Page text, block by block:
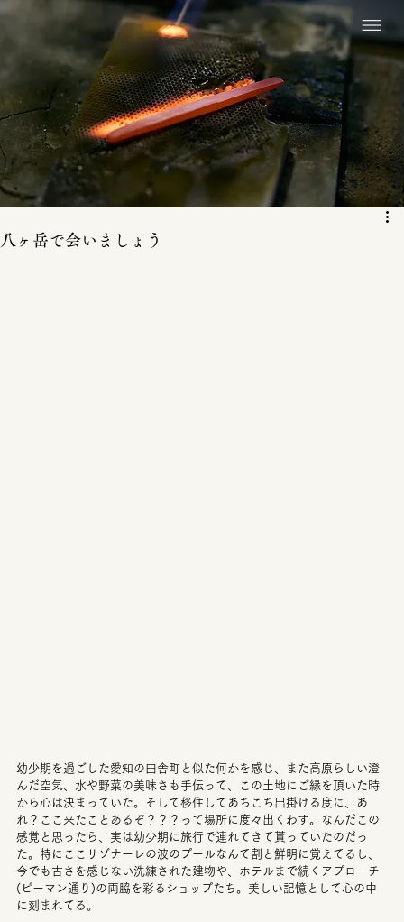
八ヶ岳で会いましょう
幼少期を過ごした愛知の田舎町と似た何かを感じ、また高原らしい澄
んだ空気、水や野菜の美味さも手伝って、この土地にご縁を頂いた時
から心は決まっていた。そして移住してあちこち出掛ける度に、あ
れ？ここ来たことあるぞ？？？って場所に度々出くわす。なんだこの
感覚と思ったら、実は幼少期に旅行で連れてきて貰っていたのだっ
た。特にここリゾナーレの波のプールなんて割と鮮明に覚えてるし、
今でも古さを感じない洗練された建物や、ホテルまで続くアプローチ
(ピーマン通り)の両脇を彩るショップたち。美しい記憶として心の中
に刻まれてる。